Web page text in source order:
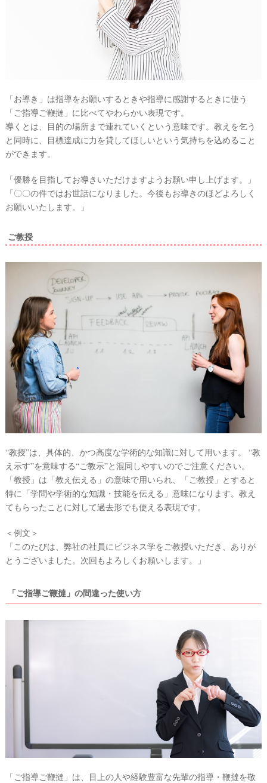
「お導き」は指導をお願いするときや指導に感謝するときに使う
「ご指導ご鞭撻」に比べてやわらかい表現です。
導くとは、目的の場所まで連れていくという意味です。教えを乞う
と同時に、目標達成に力を貸してほしいという気持ちを込めること
ができます。
「優勝を目指してお導きいただけますようお願い申し上げます。」
「〇〇の件ではお世話になりました。今後もお導きのほどよろしく
お願いいたします。」
ご教授
“教授”は、具体的、かつ高度な学術的な知識に対して用います。 “教
え示す”を意味する“ご教示”と混同しやすいのでご注意ください。
「教授」は「教え伝える」の意味で用いられ、「ご教授」とすると
特に「学問や学術的な知識・技能を伝える」意味になります。教え
てもらったことに対して過去形でも使える表現です。
＜例文＞
「このたびは、弊社の社員にビジネス学をご教授いただき、ありが
とうございました。次回もよろしくお願いします。」
「ご指導ご鞭撻」の間違った使い方
「ご指導ご鞭撻」は、目上の人や経験豊富な先輩の指導・鞭撻を敬